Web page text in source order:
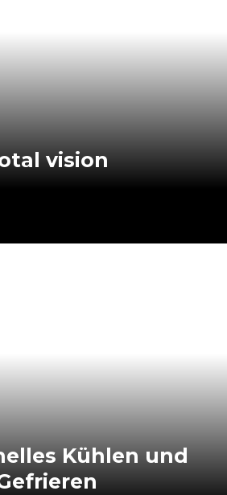
vision